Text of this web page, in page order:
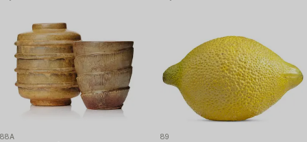
88A 89